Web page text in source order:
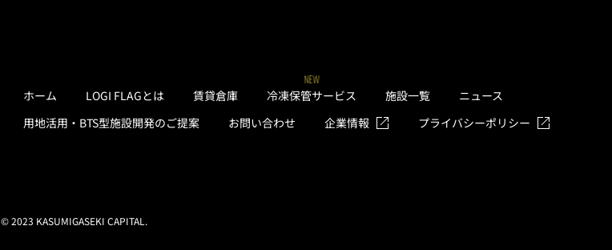
ホーム LOGI FLAGとは 賃貸倉庫
NEW
冷凍保管サービス 施設一覧
ニュース
用地活用・BTS型施設開発のご提案
お問い合わせ 企業情報 プライバシーポリシー
© 2023 KASUMIGASEKI CAPITAL.